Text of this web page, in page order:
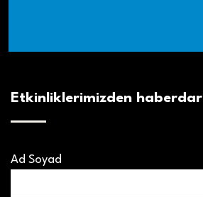
Etkinliklerimizden
Ad Soyad